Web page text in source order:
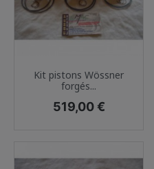
Kit pistons Wössner
forgés...
Prix
519,00 €